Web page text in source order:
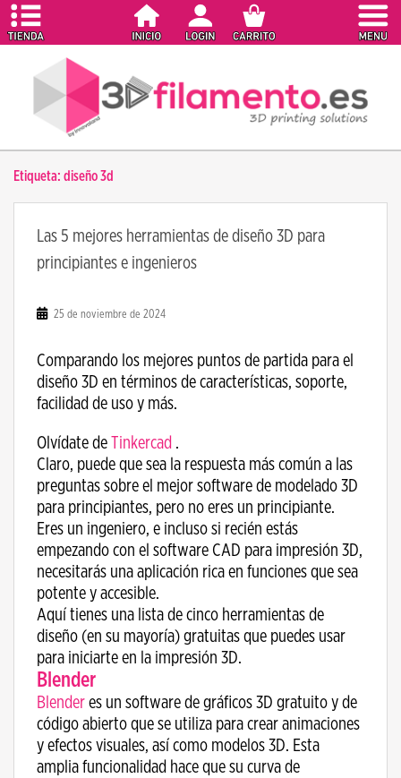
Etiqueta: diseño 3d
Las 5 mejores herramientas de diseño 3D para
principiantes e ingenieros
25 de noviembre de 2024
Comparando los mejores puntos de partida para el
diseño 3D en términos de características, soporte,
facilidad de uso y más.
Olvídate de Tinkercad .
Claro, puede que sea la respuesta más común a las
preguntas sobre el mejor software de modelado 3D
para principiantes, pero no eres un principiante.
Eres un ingeniero, e incluso si recién estás
empezando con el software CAD para impresión 3D,
necesitarás una aplicación rica en funciones que sea
potente y accesible.
Aquí tienes una lista de cinco herramientas de
diseño (en su mayoría) gratuitas que puedes usar
para iniciarte en la impresión 3D.
Blender
Blender es un software de gráficos 3D gratuito y de
código abierto que se utiliza para crear animaciones
y efectos visuales, así como modelos 3D. Esta
amplia funcionalidad hace que su curva de